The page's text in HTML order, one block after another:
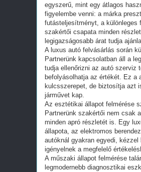
egyszerű, mint egy átlagos
figyelembe venni: a márka
futásteljesítményt, a különleges
szakértői csapata minden
legigazságosabb árat tudja
A luxus autó felvásárlás során
Partnerünk kapcsolatban áll a
tudja ellenőrizni az autó szerviz
befolyásolhatja az értékét. Ez a
kulcsszerepet, de biztosítja azt
járművet kap.
Az esztétikai állapot felmérése
Partnerünk szakértői nem csak
minden apró részletét is. Egy
állapota, az elektromos
autóknál gyakran egyedi,
igényelnek a megfelelő
A műszaki állapot felmérése
legmodernebb diagnosztikai